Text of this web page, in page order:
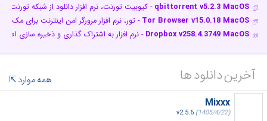
qbittorrent v5.2.3 MacOS - کیوبیت تورنت، نرم افزار دانلود از شبکه تورنت
Tor Browser v15.0.18 MacOS - تور، نرم افزار مرورگر امن اینترنت برای مک
Dropbox v258.4.3749 MacOS - نرم افزار به اشتراک گذاری و ذخیره سازی
آخرین دانلود ها
همه موارد
Mixxx
v2.5.6 (1405/4/22)